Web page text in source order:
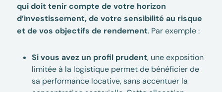
qui doit tenir compte de votre horizon
d’investissement, de votre sensibilité au risque
et de vos objectifs de rendement. Par exemple :
Si vous avez un profil prudent, une exposition
limitée à la logistique permet de bénéficier de
sa performance locative, sans accentuer la